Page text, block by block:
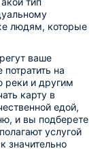
людям, которые
ваше
на
реки и другим
карту в
едой,
и вы подберете
услугой
значительно